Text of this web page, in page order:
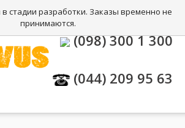
(098) 300 1 300
(044) 209 95 63
стадии разработки. Заказы временно не
принимаются.